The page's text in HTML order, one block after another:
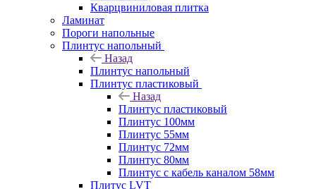
Кварцвиниловая плитка
Ламинат
Пороги напольные
Плинтус напольный
Назад
Плинтус напольный
Плинтус пластиковый
Назад
Плинтус пластиковый
Плинтус 100мм
Плинтус 55мм
Плинтус 72мм
Плинтус 80мм
Плинтус с кабель каналом 58мм
Плитус LVT